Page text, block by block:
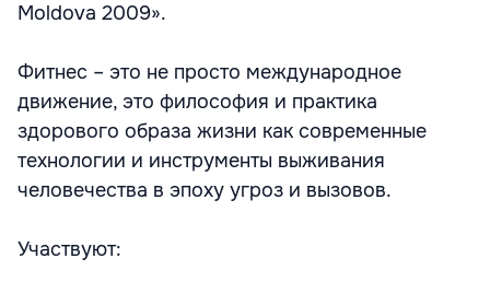
Moldova 2009».
Фитнес – это не просто международное
движение, это философия и практика
здорового образа жизни как современные
технологии и инструменты выживания
человечества в эпоху угроз и вызовов.
Участвуют: